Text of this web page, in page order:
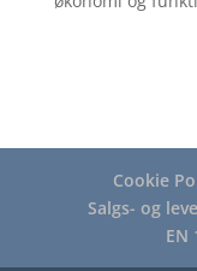
Cookie
Salgs- og
EN